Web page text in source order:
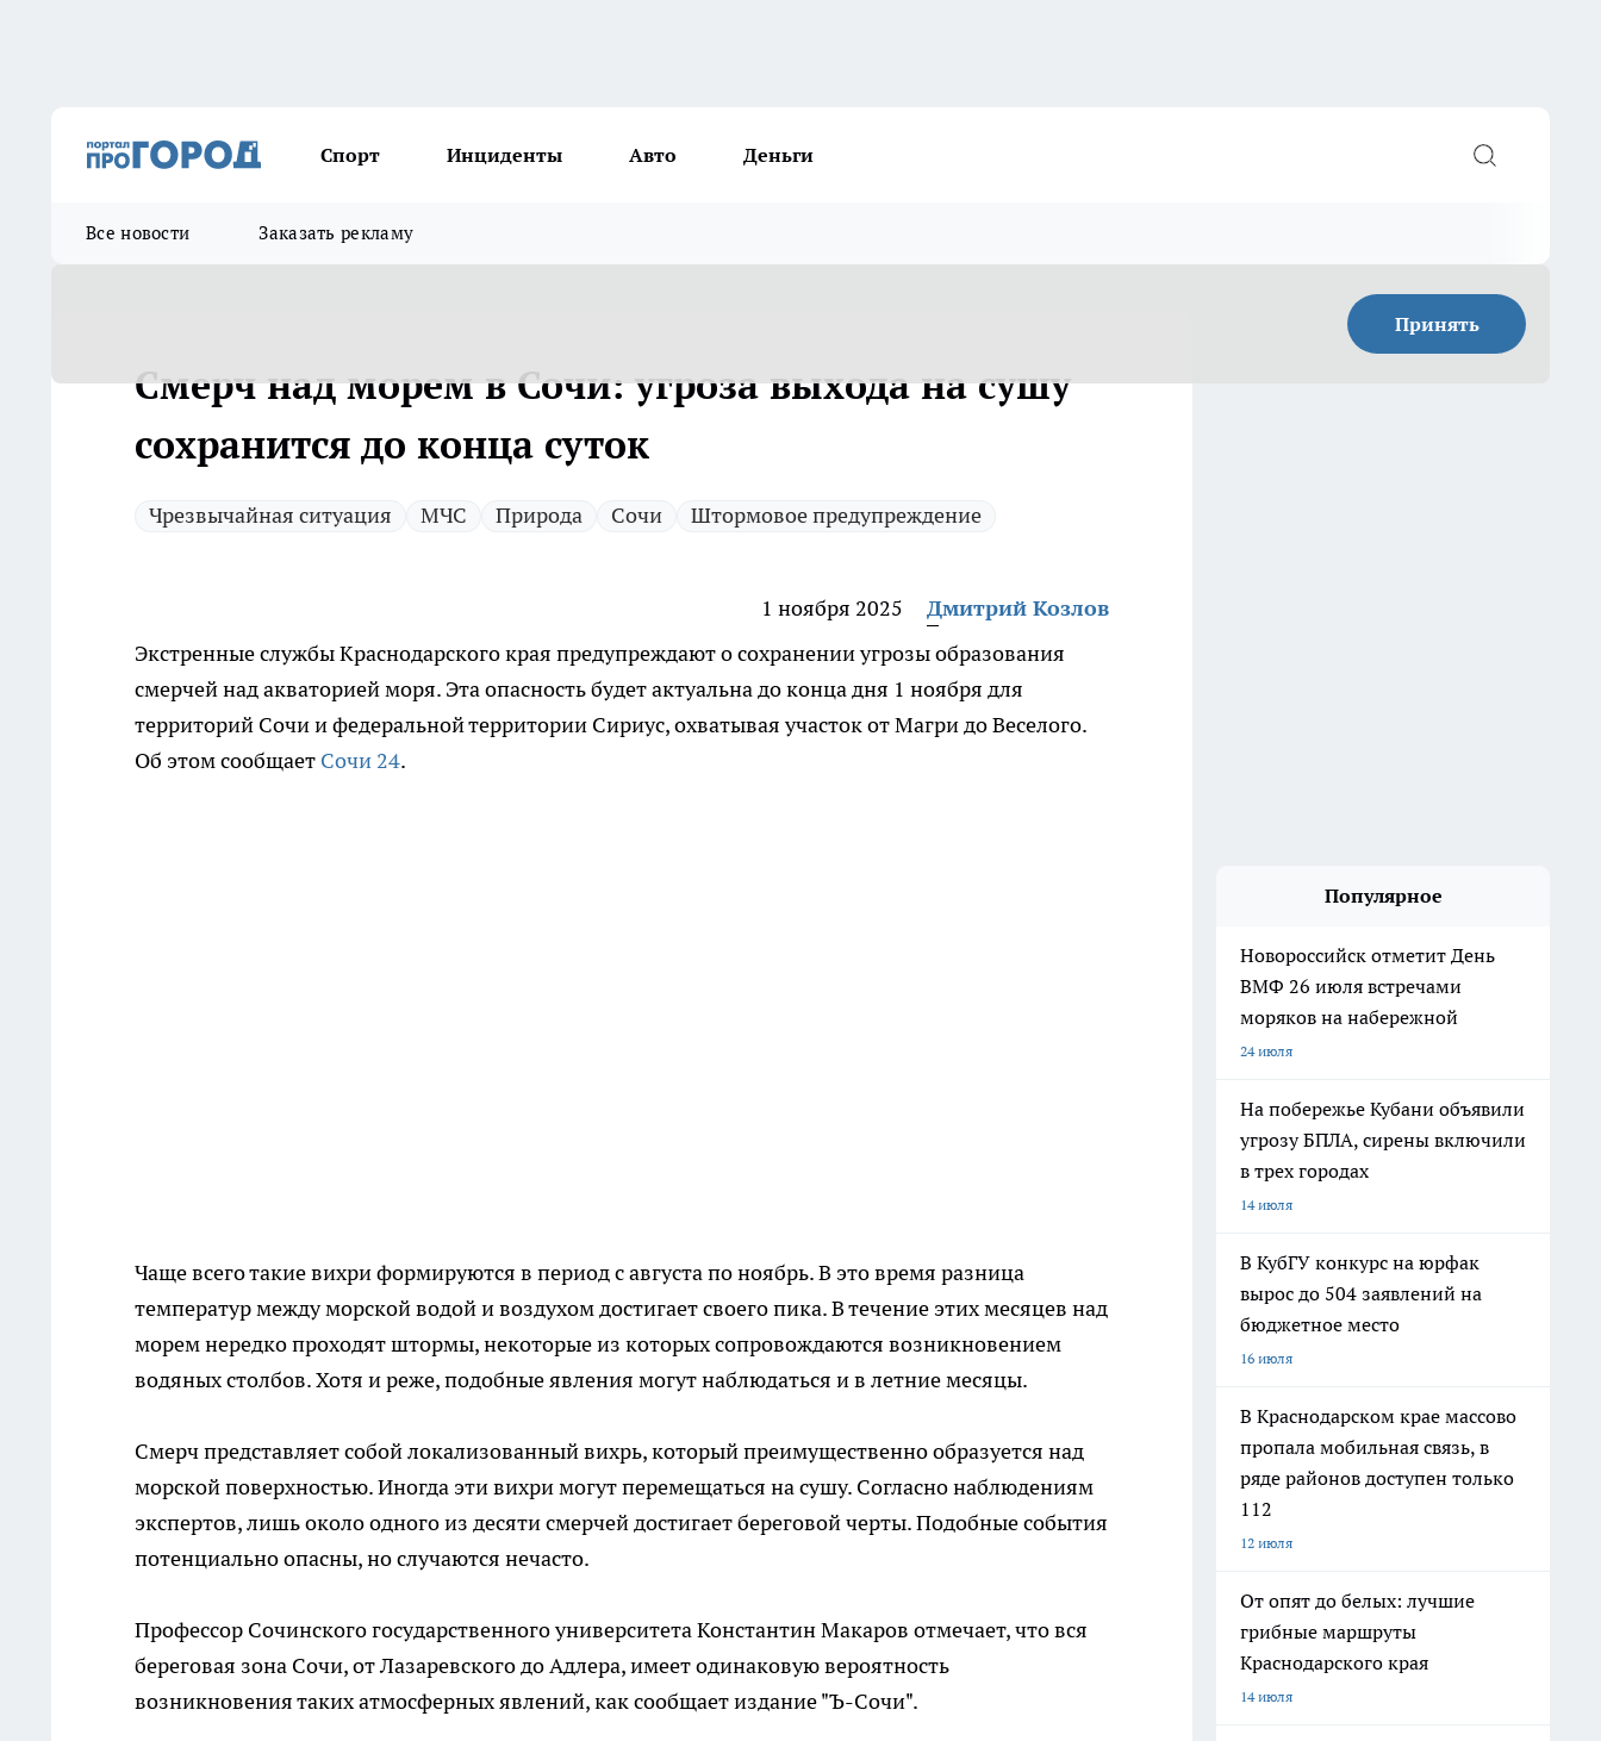
Спорт Инциденты Авто Деньги
Все новости Заказать рекламу
Принять
Смерч над морем в Сочи: угроза выхода на сушу
сохранится до конца суток
Чрезвычайная ситуация МЧС Природа Сочи Штормовое предупреждение
1 ноября 2025
Дмитрий Козлов
Экстренные службы Краснодарского края предупреждают о сохранении угрозы образования
смерчей над акваторией моря. Эта опасность будет актуальна до конца дня 1 ноября для
территорий Сочи и федеральной территории Сириус, охватывая участок от Магри до Веселого.
Об этом сообщает Сочи 24.
Чаще всего такие вихри формируются в период с августа по ноябрь. В это время разница
температур между морской водой и воздухом достигает своего пика. В течение этих месяцев над
морем нередко проходят штормы, некоторые из которых сопровождаются возникновением
водяных столбов. Хотя и реже, подобные явления могут наблюдаться и в летние месяцы.
Смерч представляет собой локализованный вихрь, который преимущественно образуется над
морской поверхностью. Иногда эти вихри могут перемещаться на сушу. Согласно наблюдениям
экспертов, лишь около одного из десяти смерчей достигает береговой черты. Подобные события
потенциально опасны, но случаются нечасто.
Профессор Сочинского государственного университета Константин Макаров отмечает, что вся
береговая зона Сочи, от Лазаревского до Адлера, имеет одинаковую вероятность
возникновения таких атмосферных явлений, как сообщает издание "Ъ-Сочи".
Популярное
Новороссийск отметит День
ВМФ 26 июля встречами
моряков на набережной
24 июля
На побережье Кубани объявили
угрозу БПЛА, сирены включили
в трех городах
14 июля
В КубГУ конкурс на юрфак
вырос до 504 заявлений на
бюджетное место
16 июля
В Краснодарском крае массово
пропала мобильная связь, в
ряде районов доступен только
112
12 июля
От опят до белых: лучшие
грибные маршруты
Краснодарского края
14 июля